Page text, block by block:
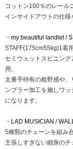
コットン100％のレール
インサイドアウトの仕様
・ my beautiful landlet /
STAFF(175cm55kg)1着用
セミウェットスピニン
用。
太番手特有の粗野感や
ンブラー加工を施しワ
になります。
・ LAD MUSICIAN /
5種類のチェーンを組み
主張しすぎない細身の